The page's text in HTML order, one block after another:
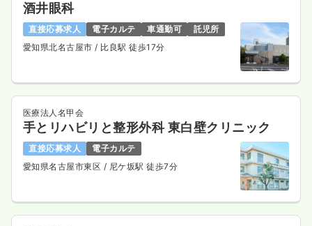
酒井眼科
直接応募求人 電子カルテ 車通勤可
託児所
愛知県北名古屋市/ 比良駅 徒歩17分
医療法人名甲会
手とリハビリと整形外科 東白壁クリニック
直接応募求人
電子カルテ
愛知県名古屋市東区 / 尼ケ坂駅 徒歩7分